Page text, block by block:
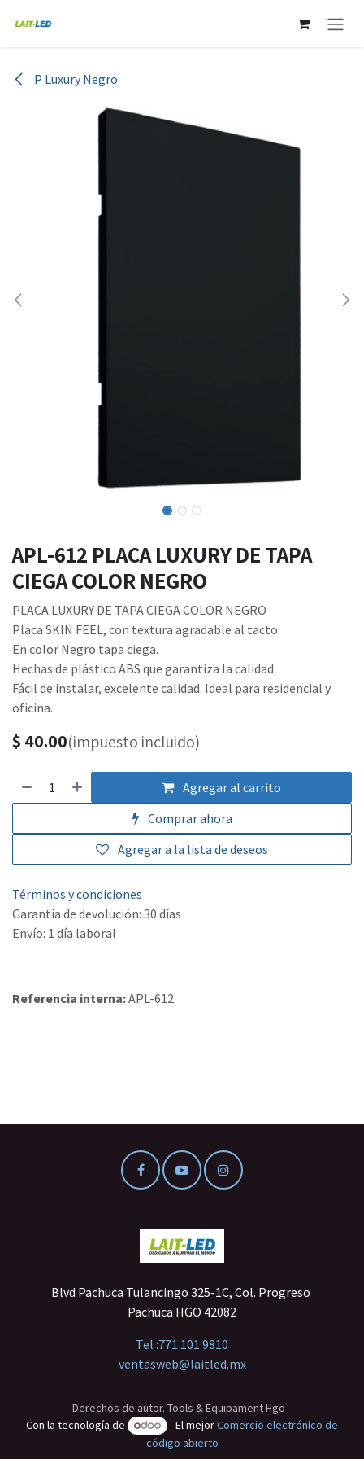
P Luxury Negro
APL-612 PLACA LUXURY DE TAPA
CIEGA COLOR NEGRO
PLACA LUXURY DE TAPA CIEGA COLOR NEGRO
Placa SKIN FEEL, con textura agradable al tacto.
En color Negro tapa ciega.
Hechas de plástico ABS que garantiza la calidad.
Fácil de instalar, excelente calidad. Ideal para residencial y
oficina.
$ 40.00(impuesto incluido)
Agregar al carrito
Comprar ahora
Agregar a la lista de deseos
Términos y condiciones
Garantía de devolución: 30 días
Envío: 1 día laboral
Referencia interna:APL-612
Blvd Pachuca Tulancingo 325-1C, Col. Progreso
Pachuca HGO 42082
Tel :771 101 9810
ventasweb@laitled.mx
Derechos de autor. Tools & Equipament Hgo
Con la tecnología de
- El mejorComercio electrónico de
código abierto